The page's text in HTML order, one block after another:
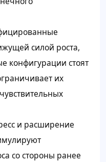
силой роста,
конфигурации стоят
их
и расширение
со стороны ранее